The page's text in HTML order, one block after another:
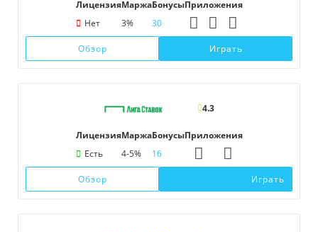
Лицензия
Нет
Маржа
3%
Бонусы
30
Приложения
Обзор Играть
4.3
Лицензия
Есть
Маржа
4-5%
Бонусы
16
Приложения
Обзор Играть